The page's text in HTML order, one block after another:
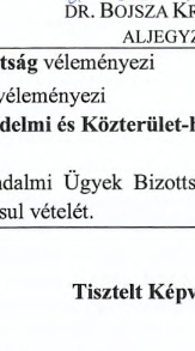
dr. Bojsza K
véleményezi
és Közterület-
Ügyek
vételét.
Tisztelt